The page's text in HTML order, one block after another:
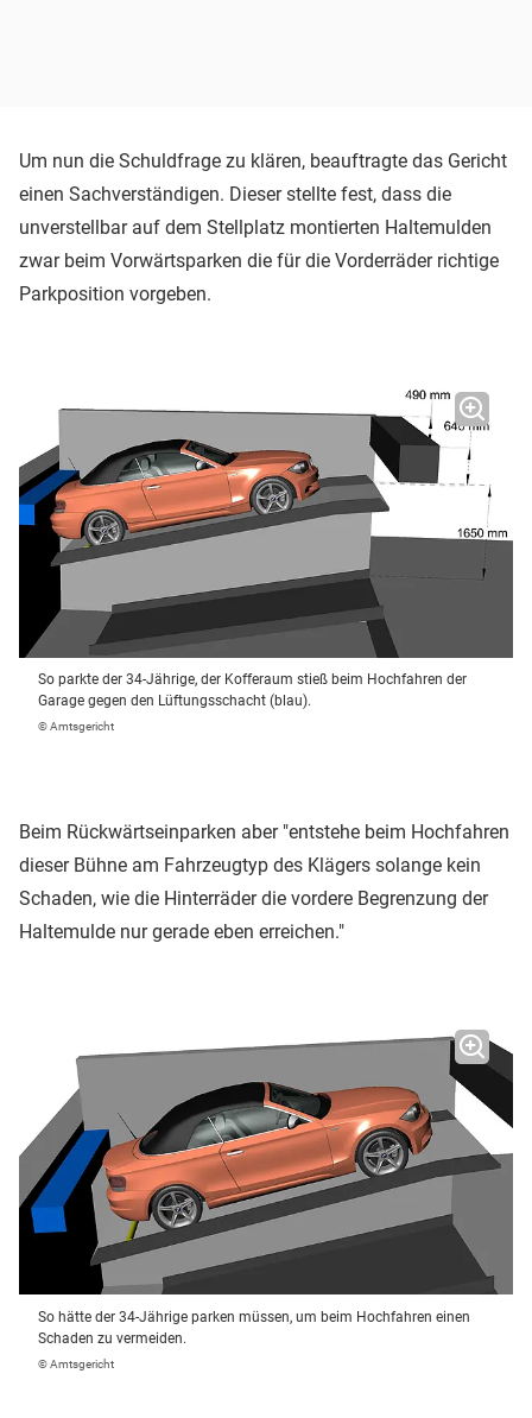
Um nun die Schuldfrage zu klären, beauftragte das Gericht
einen Sachverständigen. Dieser stellte fest, dass die
unverstellbar auf dem Stellplatz montierten Haltemulden
zwar beim Vorwärtsparken die für die Vorderräder richtige
Parkposition vorgeben.
So parkte der 34-Jährige, der Kofferaum stieß beim Hochfahren der
Garage gegen den Lüftungsschacht (blau).
© Amtsgericht
Beim Rückwärtseinparken aber "entstehe beim Hochfahren
dieser Bühne am Fahrzeugtyp des Klägers solange kein
Schaden, wie die Hinterräder die vordere Begrenzung der
Haltemulde nur gerade eben erreichen."
So hätte der 34-Jährige parken müssen, um beim Hochfahren einen
Schaden zu vermeiden.
© Amtsgericht